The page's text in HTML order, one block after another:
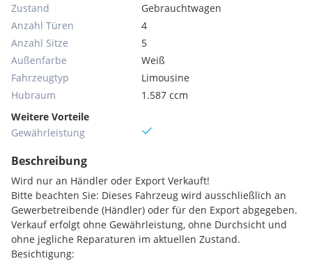
Zustand
Gebrauchtwagen
Anzahl Türen
4
Anzahl Sitze
5
Außenfarbe
Weiß
Fahrzeugtyp
Limousine
Hubraum
1.587 ccm
Weitere Vorteile
Gewährleistung
Beschreibung
Wird nur an Händler oder Export Verkauft!
Bitte beachten Sie: Dieses Fahrzeug wird ausschließlich an
Gewerbetreibende (Händler) oder für den Export abgegeben.
Verkauf erfolgt ohne Gewährleistung, ohne Durchsicht und
ohne jegliche Reparaturen im aktuellen Zustand.
Besichtigung: